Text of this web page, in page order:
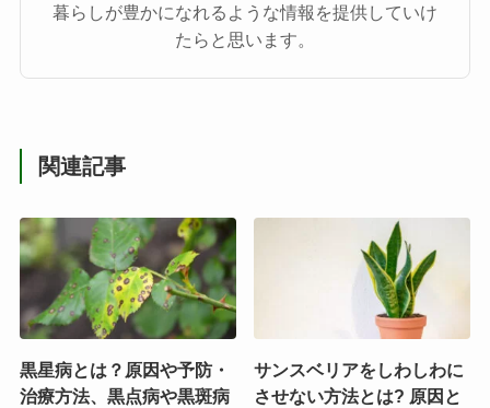
暮らしが豊かになれるような情報を提供していけ
たらと思います。
関連記事
黒星病とは？原因や予防・
治療方法、黒点病や黒斑病
サンスベリアをしわしわに
させない方法とは? 原因と